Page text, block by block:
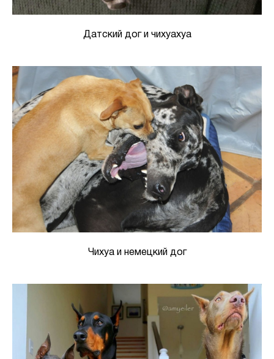
Датский дог и чихуахуа
Чихуа и немецкий дог